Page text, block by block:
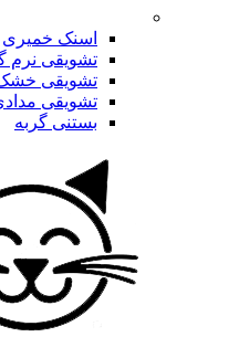
اسنک خمیری
تشویقی نرم
تشویقی خشک
تشویقی
بستنی گربه